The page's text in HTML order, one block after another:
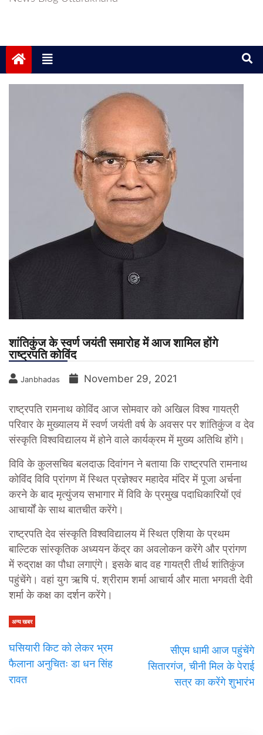
शांतिकुंज के स्वर्ण जयंती समारोह में आज शामिल होंगे
राष्ट्रपति कोविंद
Janbhadas November 29, 2021
राष्ट्रपति रामनाथ कोविंद आज सोमवार को अखिल विश्व गायत्री
परिवार के मुख्यालय में स्वर्ण जयंती वर्ष के अवसर पर शांतिकुंज व देव
संस्कृति विश्वविद्यालय में होने वाले कार्यक्रम में मुख्य अतिथि होंगे।
विवि के कुलसचिव बलदाऊ दिवांगन ने बताया कि राष्ट्रपति रामनाथ
कोविंद विवि प्रांगण में स्थित प्रज्ञेश्वर महादेव मंदिर में पूजा अर्चना
करने के बाद मृत्युंजय सभागार में विवि के प्रमुख पदाधिकारियों एवं
आचार्यों के साथ बातचीत करेंगे।
राष्ट्रपति देव संस्कृति विश्वविद्यालय में स्थित एशिया के प्रथम
बाल्टिक सांस्कृतिक अध्ययन केंद्र का अवलोकन करेंगे और प्रांगण
में रुद्राक्ष का पौधा लगाएंगे। इसके बाद वह गायत्री तीर्थ शांतिकुंज
पहुंचेंगे। वहां युग ऋषि पं. श्रीराम शर्मा आचार्य और माता भगवती देवी
शर्मा के कक्ष का दर्शन करेंगे।
अन्य खबर
घसियारी किट को लेकर भ्रम
फैलाना अनुचितः डा धन सिंह
रावत
सीएम धामी आज पहुंचेंगे
सितारगंज, चीनी मिल के पेराई
सत्र का करेंगे शुभारंभ